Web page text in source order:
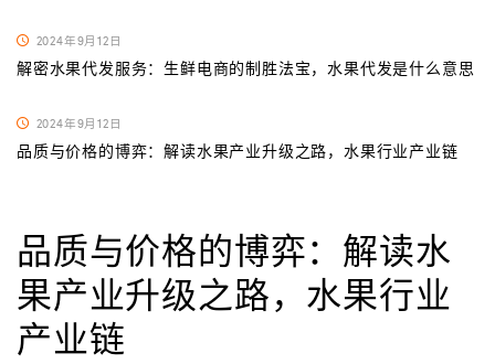
品质与价格的博弈：解读水
果产业升级之路，水果行业
产业链
2024年9月12日
解密水果代发服务：生鲜电商的制胜法宝，水果代发是什么意思
2024年9月12日
品质与价格的博弈：解读水果产业升级之路，水果行业产业链